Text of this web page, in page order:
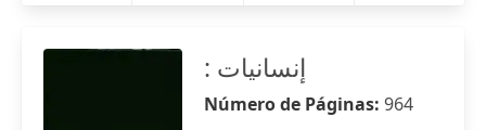
‏إنسانيات :‏
Número de Páginas: 964